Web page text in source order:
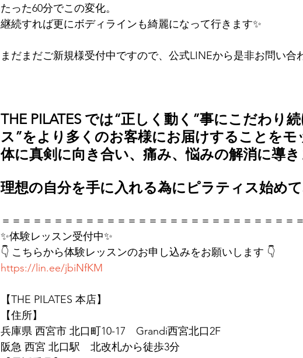
たった60分でこの変化。
継続すれば更にボディラインも綺麗になって行きます✨
まだまだご新規様受付中ですので、公式LINEから是非お問い合
THE PILATES では“正しく動く”事にこだわり
ス”をより多くのお客様にお届けすることをモ
体に真剣に向き合い、痛み、悩みの解消に導き
理想の自分を手に入れる為にピラティス始め
＝＝＝＝＝＝＝＝＝＝＝＝＝＝＝＝＝＝＝＝＝＝＝＝＝＝＝＝
✨体験レッスン受付中✨
👇 こちらから体験レッスンのお申し込みをお願いします 👇
https://lin.ee/jbiNfKM
【THE PILATES 本店】
【住所】
兵庫県 西宮市 北口町10-17　Grandi西宮北口2F
阪急 西宮 北口駅　北改札から徒歩3分